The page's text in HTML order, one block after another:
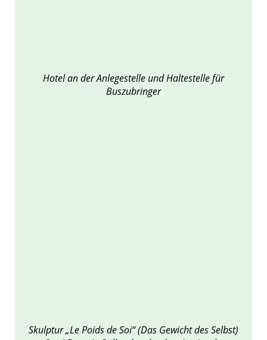
Hotel an der Anlegestelle und Haltestelle für
Buszubringer
Skulptur „Le Poids de Soi“ (Das Gewicht des Selbst)